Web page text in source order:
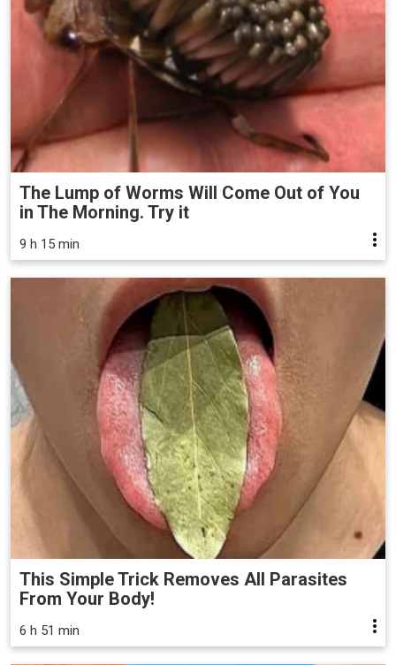
The Lump of Worms Will Come Out of You
in The Morning. Try it
9 h 15 min
This Simple Trick Removes All Parasites
From Your Body!
6 h 51 min